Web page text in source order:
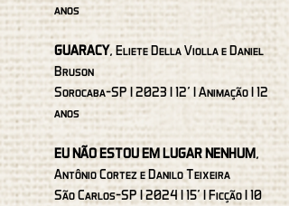
anos
GUARACY, Eliete Della Violla e Daniel
Bruson
Sorocaba-SP I 2023 I 12’ I Animação I 12
anos
EU NÃO ESTOU EM LUGAR NENHUM,
Antônio Cortez e Danilo Teixeira
São Carlos-SP I 2024 I 15’ I Ficção I 10